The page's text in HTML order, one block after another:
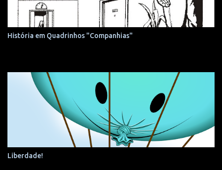
História em Quadrinhos "Companhias"
Liberdade!